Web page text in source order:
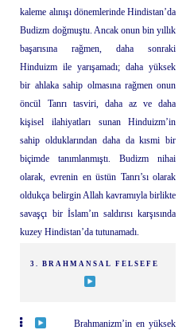
kaleme alınışı dönemlerinde Hindistan’da
Budizm doğmuştu. Ancak onun bin yıllık
başarısına rağmen, daha sonraki
Hinduizm ile yarışamadı; daha yüksek
bir ahlaka sahip olmasına rağmen onun
öncül Tanrı tasviri, daha az ve daha
kişisel ilahiyatları sunan Hinduizm’in
sahip olduklarından daha da kısmi bir
biçimde tanımlanmıştı. Budizm nihai
olarak, evrenin en üstün Tanrı’sı olarak
oldukça belirgin Allah kavramıyla birlikte
savaşçı bir İslam’ın saldırısı karşısında
kuzey Hindistan’da tutunamadı.
3. BRAHMANSAL FELSEFE
Brahmanizm’in en yüksek